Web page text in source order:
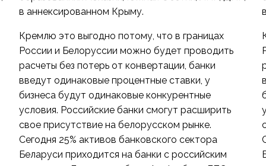
в аннексированном Крыму.
Кремлю это выгодно потому, что в границах
России и Белоруссии можно будет проводить
расчеты без потерь от конвертации, банки
введут одинаковые процентные ставки, у
бизнеса будут одинаковые конкурентные
условия. Российские банки смогут расширить
свое присутствие на белорусском рынке.
Сегодня 25% активов банковского сектора
Беларуси приходится на банки с российским